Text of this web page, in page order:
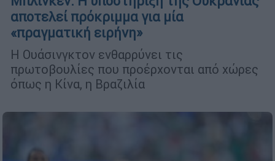
αποτελεί πρόκριμμα για μία
«πραγματική ειρήνη»
Η Ουάσινγκτον ενθαρρύνει τις
πρωτοβουλίες που προέρχονται από χώρες
όπως η Κίνα, η Βραζιλία